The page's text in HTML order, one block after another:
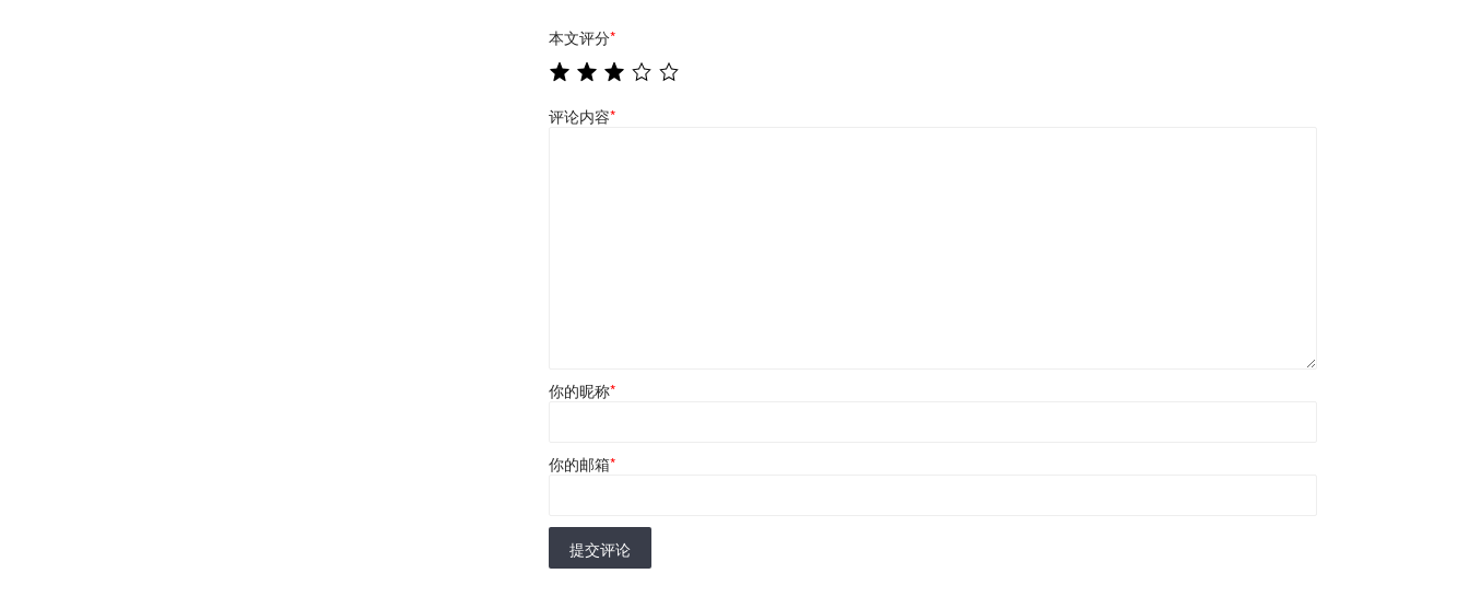
本文评分*
评论内容*
你的昵称*
你的邮箱*
提交评论